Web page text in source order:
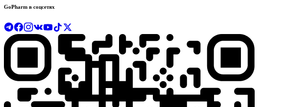
GoPharm в соцсетях